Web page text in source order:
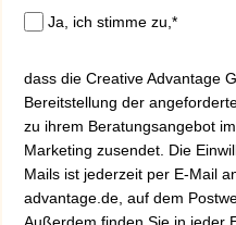
Ja, ich stimme zu,*
dass die Creative Advantage
Bereitstellung der
zu ihrem Beratungsangebot
Marketing zusendet. Die
Mails ist jederzeit per E-Mail
advantage.de, auf dem
Außerdem finden Sie in jeder